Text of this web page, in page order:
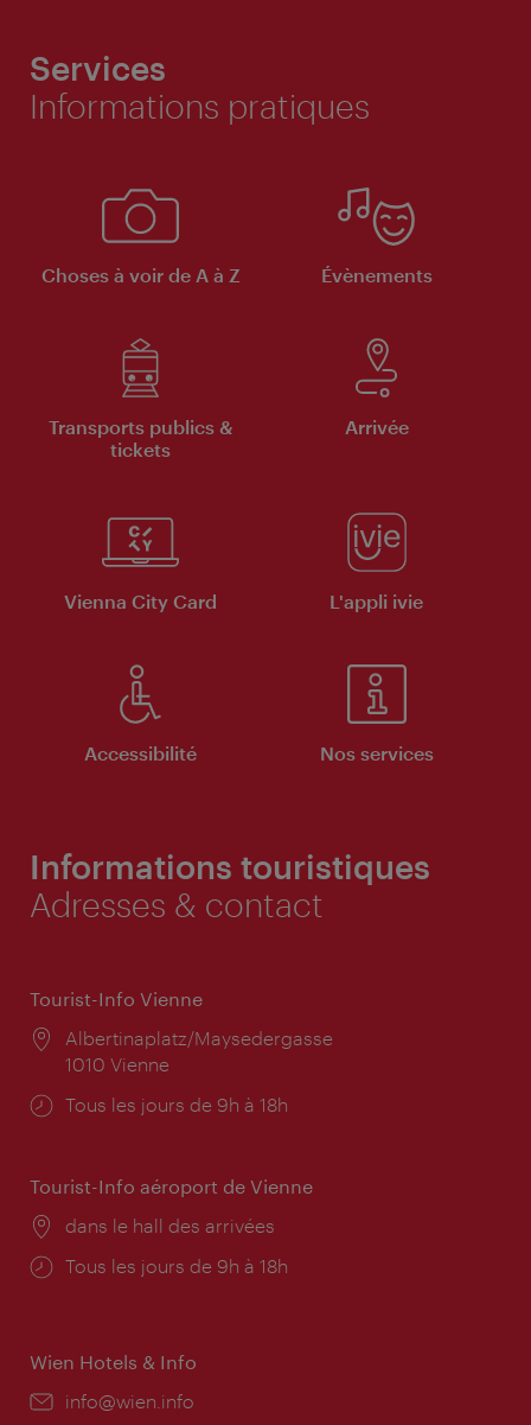
Services
Informations pratiques
Choses à voir de A à Z Évènements
Transports publics &
tickets
Arrivée
Vienna City Card L'appli ivie
Accessibilité Nos services
Informations touristiques
Adresses & contact
Tourist-Info Vienne
Lieu:
Albertinaplatz/Maysedergasse
1010 Vienne
Horaires
Tous les jours de 9h à 18h
Tourist-Info aéroport de Vienne
Lieu:
dans le hall des arrivées
Horaires
Tous les jours de 9h à 18h
Wien Hotels & Info
E-
info@wien.info